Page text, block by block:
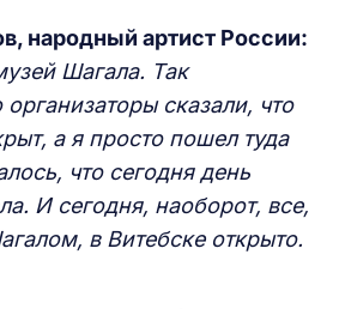
народный артист России:
Шагала. Так
организаторы сказали, что
а я просто пошел туда
что сегодня день
И сегодня, наоборот, все,
в Витебске открыто.